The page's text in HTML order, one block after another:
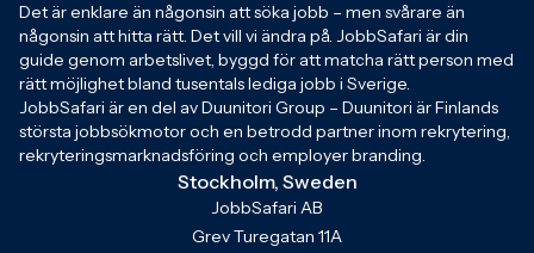
Det är enklare än någonsin att söka jobb – men svårare än
någonsin att hitta rätt. Det vill vi ändra på. JobbSafari är din
guide genom arbetslivet, byggd för att matcha rätt person med
rätt möjlighet bland tusentals lediga jobb i Sverige.
JobbSafari är en del av Duunitori Group – Duunitori är Finlands
största jobbsökmotor och en betrodd partner inom rekrytering,
rekryteringsmarknadsföring och employer branding.
Stockholm, Sweden
JobbSafari AB
Grev Turegatan 11A